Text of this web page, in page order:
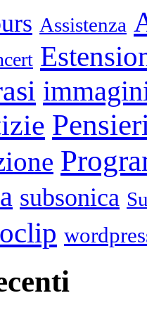
Assistenza
subsonica